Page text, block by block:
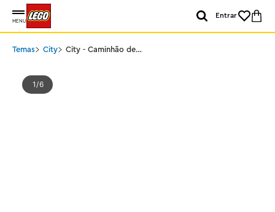
MENU
Entrar
Temas City
City - Caminhão de
1 6